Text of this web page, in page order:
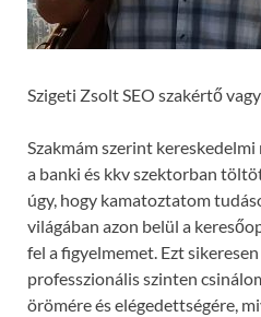
Szigeti Zsolt SEO szakértő
Szakmám szerint
a banki és kkv szektorban
úgy, hogy kamatoztatom
világában azon belül a
fel a figyelmemet. Ezt
professzionális szinten
örömére és elégedettségére,